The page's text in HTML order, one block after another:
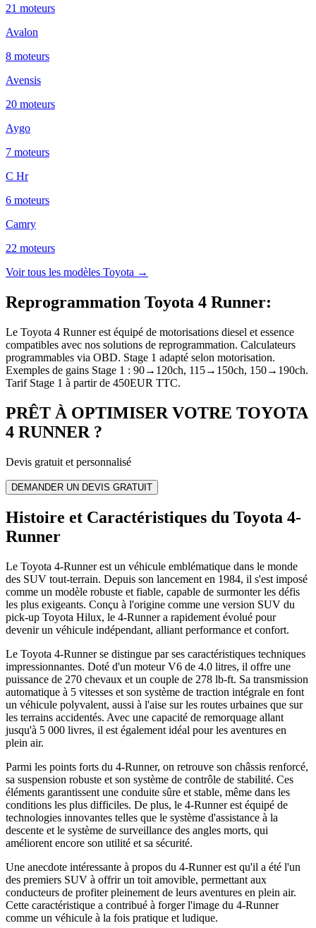
21 moteurs
Avalon
8 moteurs
Avensis
20 moteurs
Aygo
7 moteurs
C Hr
6 moteurs
Camry
22 moteurs
Voir tous les modèles Toyota →
Reprogrammation Toyota 4 Runner:
Le Toyota 4 Runner est équipé de motorisations diesel et essence
compatibles avec nos solutions de reprogrammation. Calculateurs
programmables via OBD. Stage 1 adapté selon motorisation.
Exemples de gains Stage 1 : 90→120ch, 115→150ch, 150→190ch.
Tarif Stage 1 à partir de 450EUR TTC.
PRÊT À OPTIMISER VOTRE TOYOTA
4 RUNNER ?
Devis gratuit et personnalisé
DEMANDER UN DEVIS GRATUIT
Histoire et Caractéristiques du Toyota 4-
Runner
Le Toyota 4-Runner est un véhicule emblématique dans le monde
des SUV tout-terrain. Depuis son lancement en 1984, il s'est imposé
comme un modèle robuste et fiable, capable de surmonter les défis
les plus exigeants. Conçu à l'origine comme une version SUV du
pick-up Toyota Hilux, le 4-Runner a rapidement évolué pour
devenir un véhicule indépendant, alliant performance et confort.
Le Toyota 4-Runner se distingue par ses caractéristiques techniques
impressionnantes. Doté d'un moteur V6 de 4.0 litres, il offre une
puissance de 270 chevaux et un couple de 278 lb-ft. Sa transmission
automatique à 5 vitesses et son système de traction intégrale en font
un véhicule polyvalent, aussi à l'aise sur les routes urbaines que sur
les terrains accidentés. Avec une capacité de remorquage allant
jusqu'à 5 000 livres, il est également idéal pour les aventures en
plein air.
Parmi les points forts du 4-Runner, on retrouve son châssis renforcé,
sa suspension robuste et son système de contrôle de stabilité. Ces
éléments garantissent une conduite sûre et stable, même dans les
conditions les plus difficiles. De plus, le 4-Runner est équipé de
technologies innovantes telles que le système d'assistance à la
descente et le système de surveillance des angles morts, qui
améliorent encore son utilité et sa sécurité.
Une anecdote intéressante à propos du 4-Runner est qu'il a été l'un
des premiers SUV à offrir un toit amovible, permettant aux
conducteurs de profiter pleinement de leurs aventures en plein air.
Cette caractéristique a contribué à forger l'image du 4-Runner
comme un véhicule à la fois pratique et ludique.